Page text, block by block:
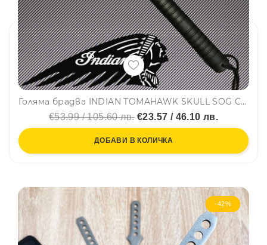
Голяма брадва INDIAN TOMAHAWK SKULL SOG CHAMELEON - с калъф и подаръчна кутия
€53.99 / 105.60 лв.€23.57 / 46.10 лв.
ДОБАВИ В КОЛИЧКА
-42%